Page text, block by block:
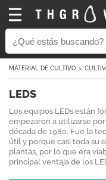
MATERIAL DE CULTIVO
LEDS
Los equipos LEDs están
empezaron a utilizarse
década de 1980. Fue la
útil y porque casi toda su
plantas, por lo que era
principal ventaja de los